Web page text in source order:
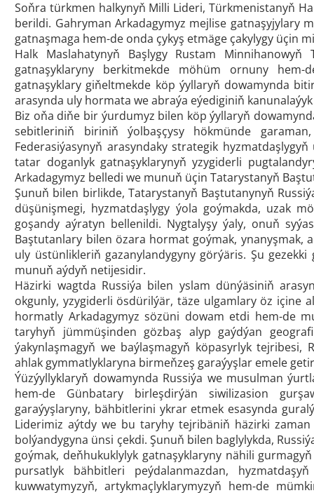
Soňra türkmen halkynyň Milli Lideri, Türkmenistanyň
berildi. Gahryman Arkadagymyz mejlise gatnaşyjylary
gatnaşmaga hem-de onda çykyş etmäge çakylygy üçin
Halk Maslahatynyň Başlygy Rustam
gatnaşyklaryny berkitmekde möhüm ornuny
gatnaşyklary giňeltmekde köp ýyllaryň dowamynda
arasynda uly hormata we abraýa eýediginiň
Biz oňa diňe bir ýurdumyz bilen köp ýyllaryň
sebitleriniň biriniň ýolbaşçysy hökmünde
Federasiýasynyň arasyndaky strategik
tatar doganlyk gatnaşyklarynyň yzygiderli
Arkadagymyz belledi we munuň üçin Tatarystanyň
Şunuň bilen birlikde, Tatarystanyň Baştutanynyň
düşünişmegi, hyzmatdaşlygy ýola goýmakda, uzak
goşandy aýratyn bellenildi. Nygtalyşy ýaly, onuň
Baştutanlary bilen özara hormat goýmak, ynanyşmak,
uly üstünlikleriň gazanylandygyny görýäris. Şu
munuň aýdyň netijesidir.
Häzirki wagtda Russiýa bilen yslam dünýäsiniň
okgunly, yzygiderli ösdürilýär, täze ulgamlary öz içine
hormatly Arkadagymyz sözüni dowam etdi hem-de
taryhyň jümmüşinden gözbaş alyp gaýdýan
ýakynlaşmagyň we baýlaşmagyň köpasyrlyk
ahlak gymmatlyklaryna birmeňzeş garaýyşlar emele
Ýüzýyllyklaryň dowamynda Russiýa we musulman
hem-de Günbatary birleşdirýän siwilizasion
garaýyşlaryny, bähbitlerini ykrar etmek esasynda
Liderimiz aýtdy we bu taryhy tejribäniň häzirki
bolýandygyna ünsi çekdi. Şunuň bilen baglylykda,
goýmak, deňhukuklylyk gatnaşyklaryny nähili
pursatlyk bähbitleri peýdalanmazdan,
kuwwatymyzyň, artykmaçlyklarymyzyň hem-de